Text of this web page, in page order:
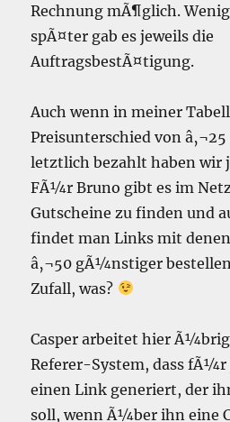
Rechnung mÃ¶glich.
spÃ¤ter gab es jeweils die
AuftragsbestÃ¤tigung.
Auch wenn in meiner
Preisunterschied von
letztlich bezahlt haben wir
FÃ¼r Bruno gibt es im
Gutscheine zu finden und
findet man Links mit
â‚¬50 gÃ¼nstiger
Zufall, was?
Casper arbeitet hier
Referer-System, dass
einen Link generiert, der
soll, wenn Ã¼ber ihn eine